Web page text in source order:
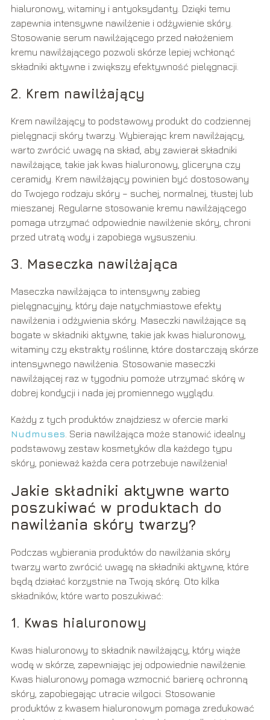
hialuronowy, witaminy i antyoksydanty. Dzięki temu
zapewnia intensywne nawilżenie i odżywienie skóry.
Stosowanie serum nawilżającego przed nałożeniem
kremu nawilżającego pozwoli skórze lepiej wchłonąć
składniki aktywne i zwiększy efektywność pielęgnacji.
2. Krem nawilżający
Krem nawilżający to podstawowy produkt do codziennej
pielęgnacji skóry twarzy. Wybierając krem nawilżający,
warto zwrócić uwagę na skład, aby zawierał składniki
nawilżające, takie jak kwas hialuronowy, gliceryna czy
ceramidy. Krem nawilżający powinien być dostosowany
do Twojego rodzaju skóry – suchej, normalnej, tłustej lub
mieszanej. Regularne stosowanie kremu nawilżającego
pomaga utrzymać odpowiednie nawilżenie skóry, chroni
przed utratą wody i zapobiega wysuszeniu.
3. Maseczka nawilżająca
Maseczka nawilżająca to intensywny zabieg
pielęgnacyjny, który daje natychmiastowe efekty
nawilżenia i odżywienia skóry. Maseczki nawilżające są
bogate w składniki aktywne, takie jak kwas hialuronowy,
witaminy czy ekstrakty roślinne, które dostarczają skórze
intensywnego nawilżenia. Stosowanie maseczki
nawilżającej raz w tygodniu pomoże utrzymać skórę w
dobrej kondycji i nada jej promiennego wyglądu.
Każdy z tych produktów znajdziesz w ofercie marki
Nudmuses . Seria nawilżająca może stanowić idealny
podstawowy zestaw kosmetyków dla każdego typu
skóry, ponieważ każda cera potrzebuje nawilżenia!
Jakie składniki aktywne warto
poszukiwać w produktach do
nawilżania skóry twarzy?
Podczas wybierania produktów do nawilżania skóry
twarzy warto zwrócić uwagę na składniki aktywne, które
będą działać korzystnie na Twoją skórę. Oto kilka
składników, które warto poszukiwać:
1. Kwas hialuronowy
Kwas hialuronowy to składnik nawilżający, który wiąże
wodę w skórze, zapewniając jej odpowiednie nawilżenie.
Kwas hialuronowy pomaga wzmocnić barierę ochronną
skóry, zapobiegając utracie wilgoci. Stosowanie
produktów z kwasem hialuronowym pomaga zredukować